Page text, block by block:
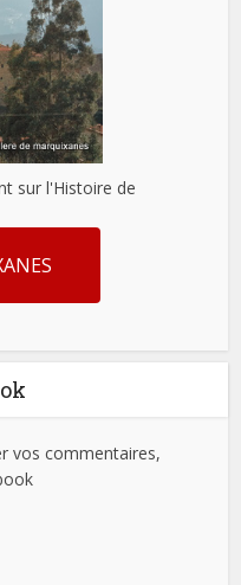
sur l'Histoire de
vos commentaires,